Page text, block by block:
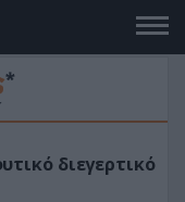
κήπο σου με το
με